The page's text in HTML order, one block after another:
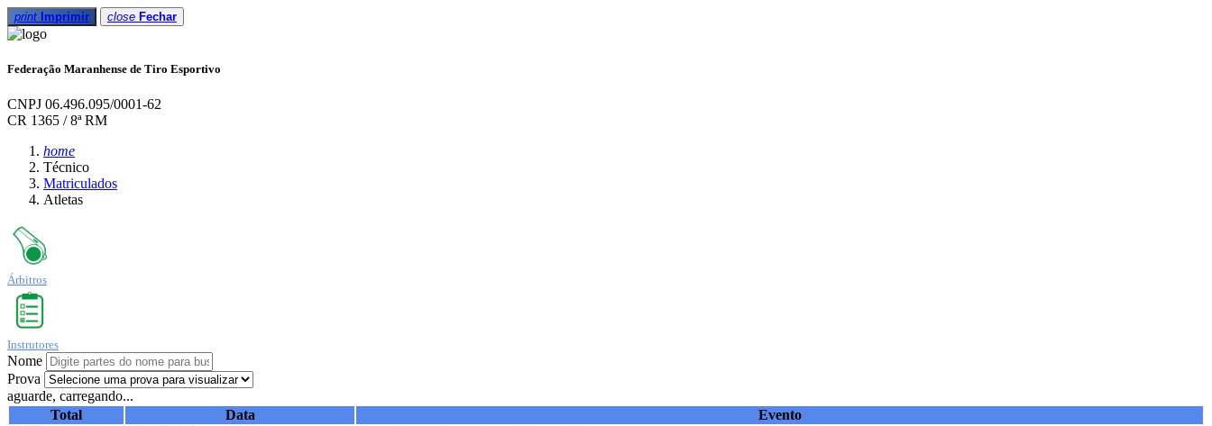
print Imprimir close Fechar
Federação Maranhense de Tiro Esportivo
CNPJ 06.496.095/0001-62
CR 1365 / 8ª RM
home
Técnico
Matriculados
Atletas
Árbitros
Instrutores
Nome
Prova
aguarde, carregando...
Total
Data
Evento